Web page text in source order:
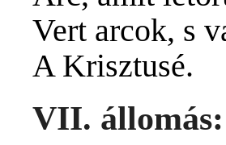
Vert arcok, s
A Krisztusé.
VII. állomás: